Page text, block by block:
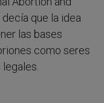
que la idea
las bases
como seres